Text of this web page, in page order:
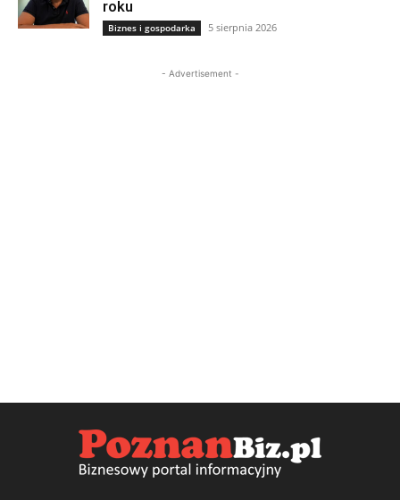
roku
Biznes i gospodarka 5 sierpnia 2026
- Advertisement -